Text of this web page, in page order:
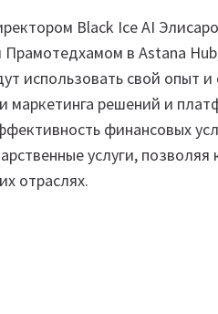
Black Ice AI
в Astana
использовать свой опыт
маркетинга решений и
финансовых
услуги, позволяя
отраслях.